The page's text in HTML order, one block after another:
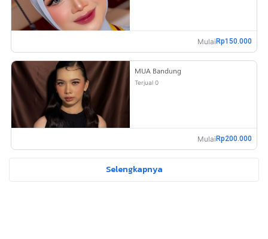
Mulai Rp150.000
MUA Bandung
Terjual 0
MulaiRp200.000
Selengkapnya